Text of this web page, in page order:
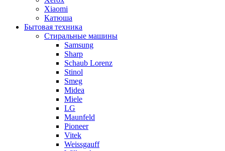
Xiaomi
Катюша
Бытовая техника
Стиральные машины
Samsung
Sharp
Schaub Lorenz
Stinol
Smeg
Midea
Miele
LG
Maunfeld
Pioneer
Vitek
Weissgauff